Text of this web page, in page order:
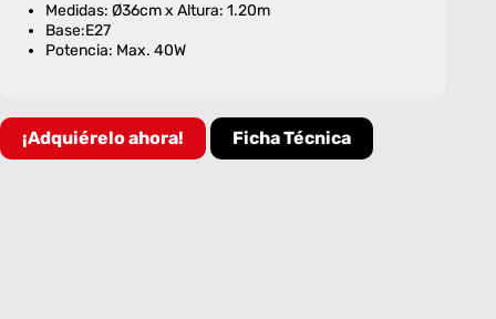
Medidas: Ø36cm x Altura: 1.20m
Base:E27
Potencia: Max. 40W
¡Adquiérelo ahora! Ficha Técnica